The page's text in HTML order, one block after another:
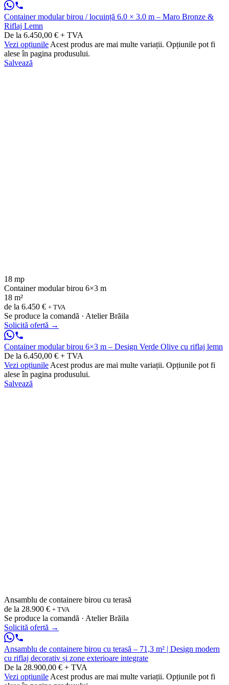
Container modular birou / locuință 6.0 × 3.0 m – Maro Bronze &
Riflaj Lemn
De la 6.450,00 € + TVA
Vezi opțiunile Acest produs are mai multe variații. Opțiunile pot fi
alese în pagina produsului.
Salvează
18 mp
Container modular birou 6×3 m
18 m²
de la 6.450 € + TVA
Se produce la comandă · Atelier Brăila
Solicită ofertă →
Container modular birou 6×3 m – Design Verde Olive cu riflaj lemn
De la 6.450,00 € + TVA
Vezi opțiunile Acest produs are mai multe variații. Opțiunile pot fi
alese în pagina produsului.
Salvează
Ansamblu de containere birou cu terasă
de la 28.900 € + TVA
Se produce la comandă · Atelier Brăila
Solicită ofertă →
Ansamblu de containere birou cu terasă – 71,3 m² | Design modern
cu riflaj decorativ și zone exterioare integrate
De la 28.900,00 € + TVA
Vezi opțiunile Acest produs are mai multe variații. Opțiunile pot fi